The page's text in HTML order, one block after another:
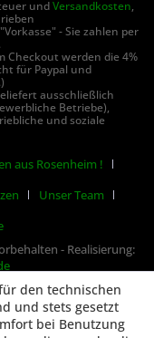
undVersandkosten,
- Sie zahlen per
Checkout werden die 4%
für Paypal und
ausschließlich
Betriebe),
und soziale
aus Rosenheim !
Unser Team
- Realisierung:
den technischen
und stets gesetzt
bei Benutzung